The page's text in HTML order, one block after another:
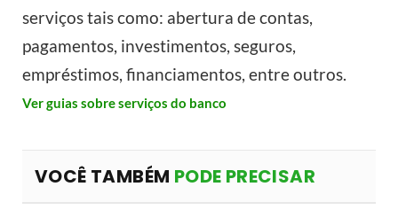
serviços tais como: abertura de contas,
pagamentos, investimentos, seguros,
empréstimos, financiamentos, entre outros.
Ver guias sobre serviços do banco
VOCÊ TAMBÉM PODE PRECISAR